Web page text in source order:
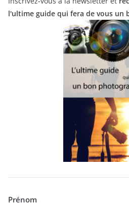
l'ultime guide qui fera de vous un
Prénom